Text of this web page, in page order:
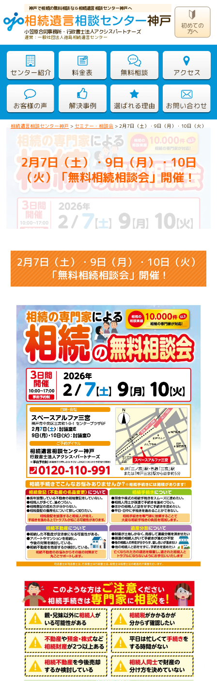
神戸で相続の無料相談なら相続遺言相談センター神戸へ
小笠原合同事務所・行政書士法人アクシスパートナーズ
運営：一般社団法人徳島相続遺言センター
初めての
方へ
相続遺言相談センター神戸 > セミナー・相談会 >2月7日（土）・9日（月）・10日（火）「
2月7日（土）・9日（月）・10日
（火）「無料相続相談会」開催！
2月7日（土）・9日（月）・10日（火）
「無料相続相談会」開催！